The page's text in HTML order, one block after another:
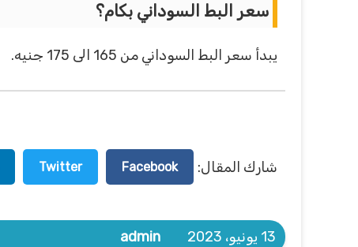
سعر البط السوداني بكام؟
يبدأ سعر البط السوداني من 165 الى 175 جنيه.
شارك المقال: Facebook
Twitter
13 يونيو، 2023 admin